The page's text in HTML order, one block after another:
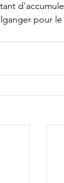
pour